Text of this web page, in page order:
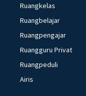
Ruangkelas
Ruangbelajar
Ruangpengajar
Ruangguru Privat
Ruangpeduli
Airis